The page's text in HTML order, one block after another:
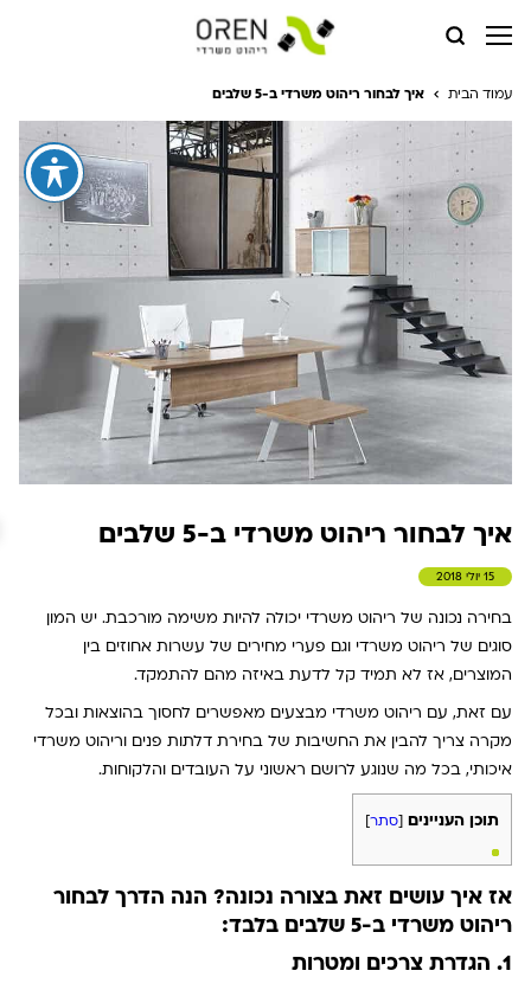
עמוד הבית איך לבחור ריהוט משרדי ב-5 שלבים
איך לבחור ריהוט משרדי ב-5 שלבים
15 יולי 2018
בחירה נכונה של ריהוט משרדי יכולה להיות משימה מורכבת. יש המון
סוגים של ריהוט משרדי וגם פערי מחירים של עשרות אחוזים בין
המוצרים, אז לא תמיד קל לדעת באיזה מהם להתמקד.
עם זאת, עם ריהוט משרדי מבצעים מאפשרים לחסוך בהוצאות ובכל
מקרה צריך להבין את החשיבות של בחירת דלתות פנים וריהוט משרדי
איכותי, בכל מה שנוגע לרושם ראשוני על העובדים והלקוחות.
תוכן העניינים [סתר]
אז איך עושים זאת בצורה נכונה? הנה הדרך לבחור
ריהוט משרדי ב-5 שלבים בלבד:
1. הגדרת צרכים ומטרות